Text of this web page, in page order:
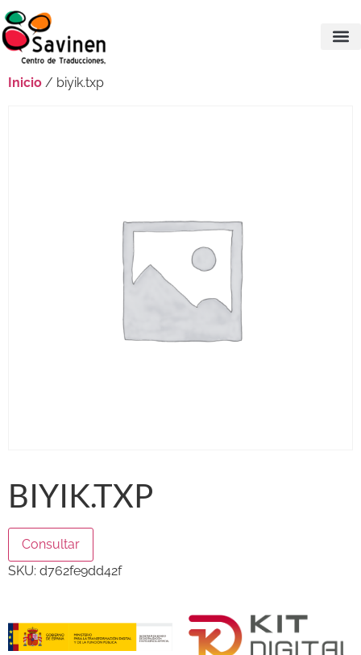
Inicio / biyik.txp
BIYIK.TXP
Consultar
SKU: d762fe9dd42f